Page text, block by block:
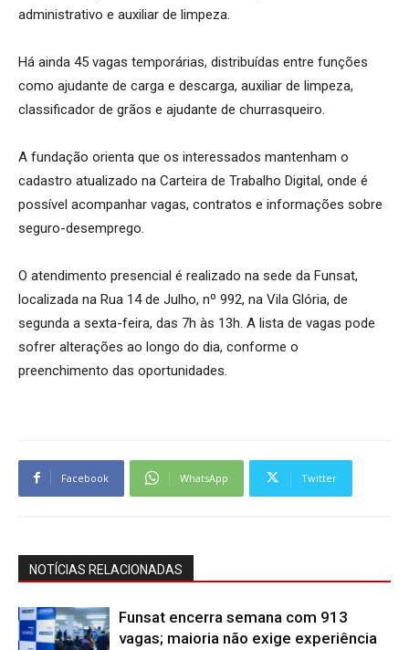
administrativo e auxiliar de limpeza.
Há ainda 45 vagas temporárias, distribuídas entre funções
como ajudante de carga e descarga, auxiliar de limpeza,
classificador de grãos e ajudante de churrasqueiro.
A fundação orienta que os interessados mantenham o
cadastro atualizado na Carteira de Trabalho Digital, onde é
possível acompanhar vagas, contratos e informações sobre
seguro-desemprego.
O atendimento presencial é realizado na sede da Funsat,
localizada na Rua 14 de Julho, nº 992, na Vila Glória, de
segunda a sexta-feira, das 7h às 13h. A lista de vagas pode
sofrer alterações ao longo do dia, conforme o
preenchimento das oportunidades.
Facebook WhatsApp Twitter
NOTÍCIAS RELACIONADAS
Funsat encerra semana com 913
vagas; maioria não exige experiência